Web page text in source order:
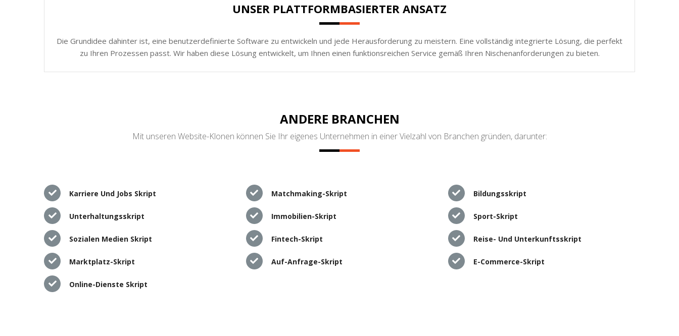
UNSER PLATTFORMBASIERTER ANSATZ
Die Grundidee dahinter ist, eine benutzerdefinierte Software zu entwickeln und jede Herausforderung zu meistern. Eine vollständig integrierte Lösung, die perfekt
zu Ihren Prozessen passt. Wir haben diese Lösung entwickelt, um Ihnen einen funktionsreichen Service gemäß Ihren Nischenanforderungen zu bieten.
ANDERE BRANCHEN
Mit unseren Website-Klonen können Sie Ihr eigenes Unternehmen in einer Vielzahl von Branchen gründen, darunter:
Karriere Und Jobs Skript Matchmaking-Skript Bildungsskript
Unterhaltungsskript Immobilien-Skript Sport-Skript
Sozialen Medien Skript Fintech-Skript Reise- Und Unterkunftsskript
Marktplatz-Skript Auf-Anfrage-Skript E-Commerce-Skript
Online-Dienste Skript